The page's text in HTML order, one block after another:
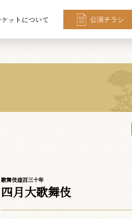
ケットについて 公演チラシ
歌舞伎座百三十年
四月大歌舞伎